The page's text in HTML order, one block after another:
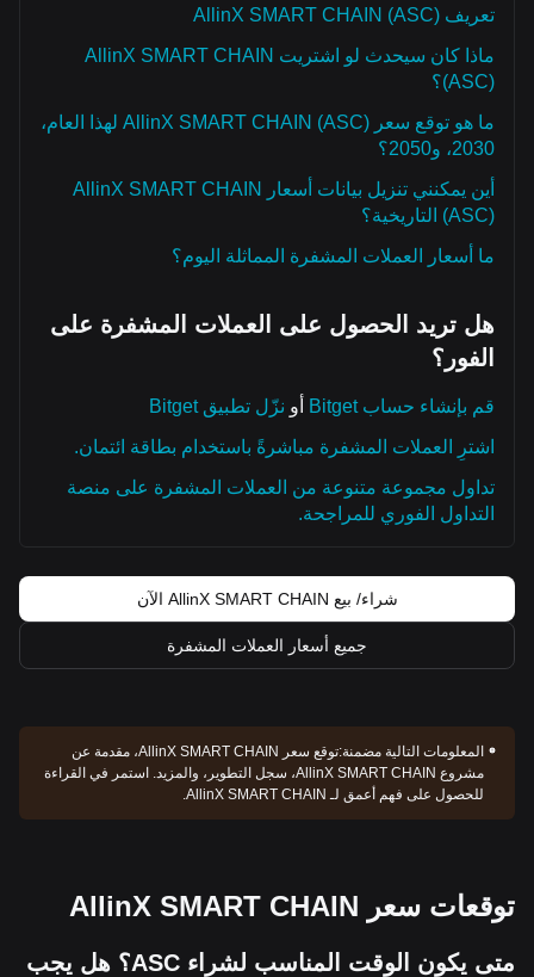
تعريف AllinX SMART CHAIN (ASC)
ماذا كان سيحدث لو اشتريت AllinX SMART CHAIN
(ASC)؟
ما هو توقع سعر AllinX SMART CHAIN (ASC) لهذا العام،
2030، و2050؟
أين يمكنني تنزيل بيانات أسعار AllinX SMART CHAIN
(ASC) التاريخية؟
ما أسعار العملات المشفرة المماثلة اليوم؟
هل تريد الحصول على العملات المشفرة على
الفور؟
قم بإنشاء حساب Bitget أو نزّل تطبيق Bitget
اشترِ العملات المشفرة مباشرةً باستخدام بطاقة ائتمان.
تداول مجموعة متنوعة من العملات المشفرة على منصة
التداول الفوري للمراجحة.
شراء/ بيع AllinX SMART CHAIN الآن
جميع أسعار العملات المشفرة
المعلومات التالية مضمنة:
توقع سعر AllinX SMART CHAIN، مقدمة عن
مشروع AllinX SMART CHAIN، سجل التطوير، والمزيد. استمر في القراءة
للحصول على فهم أعمق لـ AllinX SMART CHAIN.
توقعات سعر AllinX SMART CHAIN
متى يكون الوقت المناسب لشراء ASC؟ هل يجب